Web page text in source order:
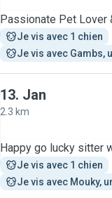
Passionate Pet Lover
Je vis avec 1 chien
Je vis avec Gambs,
13. Jan
2.3 km
Happy go lucky sitter
Je vis avec 1 chien
Je vis avec Mouky,